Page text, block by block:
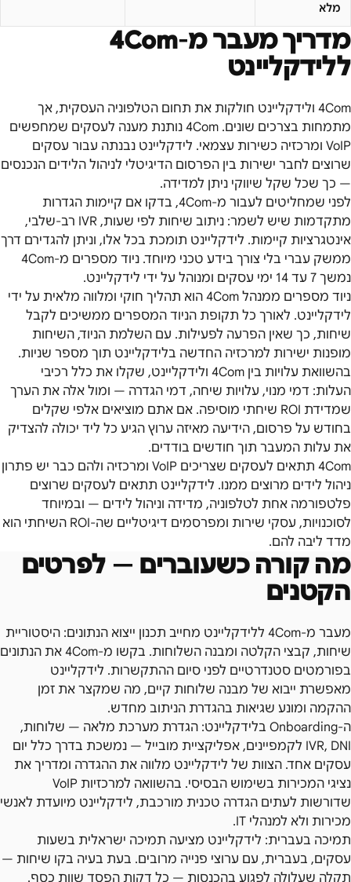
מלא
מדריך מעבר מ-4Com
ללידקליינט
4Com ולידקליינט חולקות את תחום הטלפוניה העסקית, אך
מתמחות בצרכים שונים. 4Com נותנת מענה לעסקים שמחפשים
VoIP ומרכזיה כשירות עצמאי. לידקליינט נבנתה עבור עסקים
שרוצים לחבר ישירות בין הפרסום הדיגיטלי לניהול הלידים הנכנסים
— כך שכל שקל שיווקי ניתן למדידה.
לפני שמחליטים לעבור מ-4Com, בדקו אם קיימות הגדרות
מתקדמות שיש לשמר: ניתוב שיחות לפי שעות, IVR רב-שלבי,
אינטגרציות קיימות. לידקליינט תומכת בכל אלו, וניתן להגדירם דרך
ממשק עברי בלי צורך בידע טכני מיוחד. ניוד מספרים מ-4Com
נמשך 7 עד 14 ימי עסקים ומנוהל על ידי לידקליינט.
ניוד מספרים ממנהל 4Com הוא תהליך חוקי ומלווה מלאית על ידי
לידקליינט. לאורך כל תקופת הניוד המספרים ממשיכים לקבל
שיחות, כך שאין הפרעה לפעילות. עם השלמת הניוד, השיחות
מופנות ישירות למרכזיה החדשה בלידקליינט תוך מספר שניות.
בהשוואת עלויות בין 4Com ולידקליינט, שקלו את כלל רכיבי
העלות: דמי מנוי, עלויות שיחה, דמי הגדרה — ומול אלה את הערך
שמדידת ROI שיחתי מוסיפה. אם אתם מוציאים אלפי שקלים
בחודש על פרסום, הידיעה מאיזה ערוץ הגיע כל ליד יכולה להצדיק
את עלות המעבר תוך חודשים בודדים.
4Com תתאים לעסקים שצריכים VoIP ומרכזיה ולהם כבר יש פתרון
ניהול לידים מרוצים ממנו. לידקליינט תתאים לעסקים שרוצים
פלטפורמה אחת לטלפוניה, מדידה וניהול לידים — ובמיוחד
לסוכנויות, עסקי שירות ומפרסמים דיגיטליים שה-ROI השיחתי הוא
מדד ליבה להם.
מה קורה כשעוברים — לפרטים
הקטנים
מעבר מ-4Com ללידקליינט מחייב תכנון ייצוא הנתונים: היסטוריית
שיחות, קבצי הקלטה ומבנה השלוחות. בקשו מ-4Com את הנתונים
בפורמטים סטנדרטיים לפני סיום ההתקשרות. לידקליינט
מאפשרת ייבוא של מבנה שלוחות קיים, מה שמקצר את זמן
ההקמה ומונע שגיאות בהגדרת הניתוב מחדש.
ה-Onboarding בלידקליינט: הגדרת מערכת מלאה — שלוחות,
IVR, DNI לקמפיינים, אפליקציית מובייל — נמשכת בדרך כלל יום
עסקים אחד. הצוות של לידקליינט מלווה את ההגדרה ומדריך את
נציגי המכירות בשימוש הבסיסי. בהשוואה למרכזיות VoIP
שדורשות לעתים הגדרה טכנית מורכבת, לידקליינט מיועדת לאנשי
מכירות ולא למנהלי IT.
תמיכה בעברית: לידקליינט מציעה תמיכה ישראלית בשעות
עסקים, בעברית, עם ערוצי פנייה מרובים. בעת בעיה בקו שיחות —
תקלה שעלולה לפגוע בהכנסות — כל דקות הפסד שוות כסף.